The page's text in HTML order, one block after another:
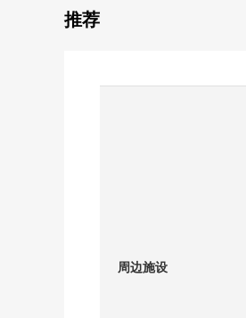
推荐
周边施设